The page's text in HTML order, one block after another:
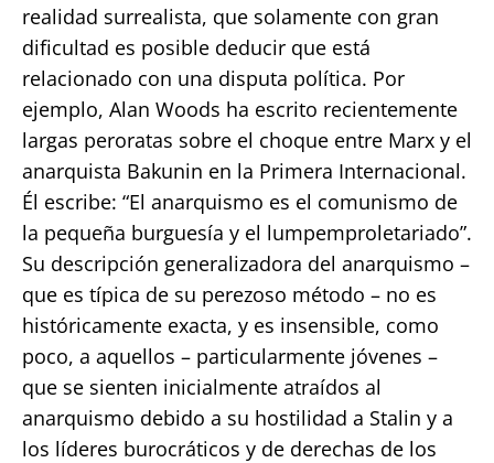
realidad surrealista, que solamente con gran
dificultad es posible deducir que está
relacionado con una disputa política. Por
ejemplo, Alan Woods ha escrito recientemente
largas peroratas sobre el choque entre Marx y el
anarquista Bakunin en la Primera Internacional.
Él escribe: “El anarquismo es el comunismo de
la pequeña burguesía y el lumpemproletariado”.
Su descripción generalizadora del anarquismo –
que es típica de su perezoso método – no es
históricamente exacta, y es insensible, como
poco, a aquellos – particularmente jóvenes –
que se sienten inicialmente atraídos al
anarquismo debido a su hostilidad a Stalin y a
los líderes burocráticos y de derechas de los